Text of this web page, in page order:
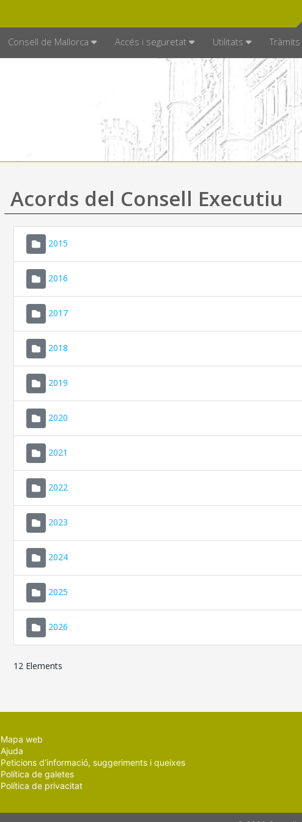
Consell de Mallorca Accés i seguretat Utilitats
Acords del Consell Executiu
2015
2016
2017
2018
2019
2020
2021
2022
2023
2024
2025
2026
12 Elements
Mapa web
Ajuda
Peticions d'informació, suggeriments i queixes
Política de galetes
Política de privacitat